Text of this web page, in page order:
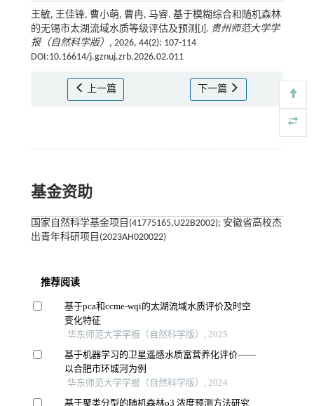
王敏, 王佳锋, 曹小萌, 曹冉, 马睿. 基于模糊综合和随机森林
的无锡市太湖流域水质等级评估及预测[J]. 贵州师范大学学
报（自然科学版） , 2026, 44(2): 107-114
DOI:10.16614/j.gznuj.zrb.2026.02.011
上一篇 下一篇
基金资助
国家自然科学基金项目(41775165,U22B2002); 安徽省高校杰
出青年科研项目(2023AH020022)